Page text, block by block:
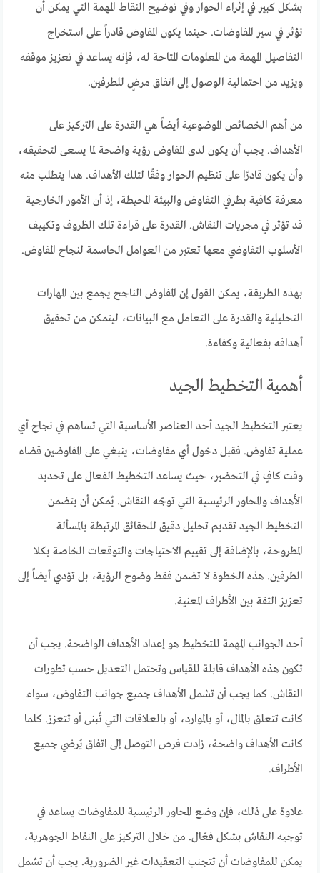
بشكل كبير في إثراء الحوار وفي توضيح النقاط المهمة التي يمكن أن
تؤثر في سير المفاوضات. حينما يكون المفاوض قادراً على استخراج
التفاصيل المهمة من المعلومات المتاحة له، فإنه يساعد في تعزيز موقفه
ويزيد من احتمالية الوصول إلى اتفاق مرضٍ للطرفين.
من أهم الخصائص الموضوعية أيضاً هي القدرة على التركيز على
الأهداف. يجب أن يكون لدى المفاوض رؤية واضحة لما يسعى لتحقيقه،
وأن يكون قادرًا على تنظيم الحوار وفقًا لتلك الأهداف. هذا يتطلب منه
معرفة كافية بطرفي التفاوض والبيئة المحيطة، إذ أن الأمور الخارجية
قد تؤثر في مجريات النقاش. القدرة على قراءة تلك الظروف وتكييف
الأسلوب التفاوضي معها تعتبر من العوامل الحاسمة لنجاح المفاوض.
بهذه الطريقة، يمكن القول إن المفاوض الناجح يجمع بين المهارات
التحليلية والقدرة على التعامل مع البيانات، ليتمكن من تحقيق
أهدافه بفعالية وكفاءة.
أهمية التخطيط الجيد
يعتبر التخطيط الجيد أحد العناصر الأساسية التي تساهم في نجاح أي
عملية تفاوض. فقبل دخول أي مفاوضات، ينبغي على المفاوضين قضاء
وقت كافٍ في التحضير، حيث يساعد التخطيط الفعال على تحديد
الأهداف والمحاور الرئيسية التي توجّه النقاش. يُمكن أن يتضمن
التخطيط الجيد تقديم تحليل دقيق للحقائق المرتبطة بالمسألة
المطروحة، بالإضافة إلى تقييم الاحتياجات والتوقعات الخاصة بكلا
الطرفين. هذه الخطوة لا تضمن فقط وضوح الرؤية، بل تؤدي أيضاً إلى
تعزيز الثقة بين الأطراف المعنية.
أحد الجوانب المهمة للتخطيط هو إعداد الأهداف الواضحة. يجب أن
تكون هذه الأهداف قابلة للقياس وتحتمل التعديل حسب تطورات
النقاش. كما يجب أن تشمل الأهداف جميع جوانب التفاوض، سواء
كانت تتعلق بالمال، أو بالموارد، أو بالعلاقات التي تُبنى أو تتعزز. كلما
كانت الأهداف واضحة، زادت فرص التوصل إلى اتفاق يُرضي جميع
الأطراف.
علاوة على ذلك، فإن وضع المحاور الرئيسية للمفاوضات يساعد في
توجيه النقاش بشكل فعّال. من خلال التركيز على النقاط الجوهرية،
يمكن للمفاوضات أن تتجنب التعقيدات غير الضرورية. يجب أن تشمل